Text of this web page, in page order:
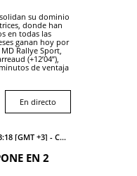
su dominio
donde han
en todas las
ganan hoy por
Rallye Sport,
(+12’04”),
de ventaja
En directo
[GMT +3] - Coche
EN 2